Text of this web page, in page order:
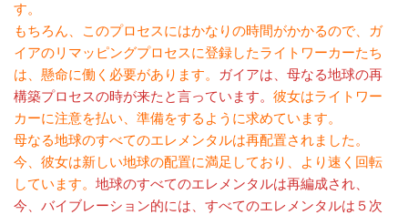
す。
もちろん、このプロセスにはかなりの時間がかかるので、ガ
イアのリマッピングプロセスに登録したライトワーカーたち
は、懸命に働く必要があります。
ガイアは、母なる地球の再
構築プロセスの時が来たと言っています。 彼女はライトワー
カーに注意を払い、準備をするように求めています。
母なる地球のすべてのエレメンタルは再配置されました。
今、彼女は新しい地球の配置に満足しており、より速く回転
しています。 地球のすべてのエレメンタルは再編成され、
今、バイブレーション的には、すべてのエレメンタルは５次